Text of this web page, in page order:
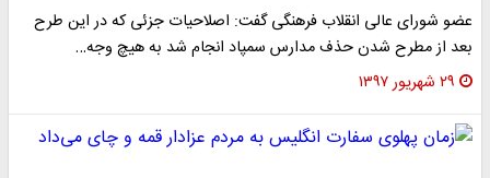
عضو شورای عالی انقلاب فرهنگی گفت: اصلاحیات جزئی که در این طرح
بعد از مطرح شدن حذف مدارس سمپاد انجام شد به هیچ وجه…
۲۹ شهریور ۱۳۹۷